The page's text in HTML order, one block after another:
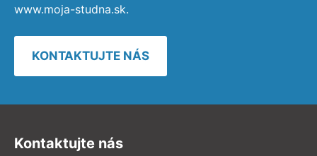
www.moja-studna.sk.
KONTAKTUJTE NÁS
Kontaktujte nás